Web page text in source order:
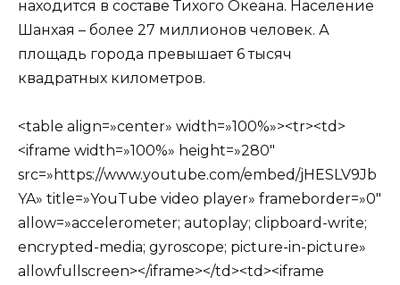
находится в составе Тихого Океана. Население
Шанхая – более 27 миллионов человек. А
площадь города превышает 6 тысяч
квадратных километров.
<table align=»center» width=»100%»><tr><td>
<iframe width=»100%» height=»280″
src=»https://www.youtube.com/embed/jHESLV9Jb
YA» title=»YouTube video player» frameborder=»0″
allow=»accelerometer; autoplay; clipboard-write;
encrypted-media; gyroscope; picture-in-picture»
allowfullscreen></iframe></td><td><iframe